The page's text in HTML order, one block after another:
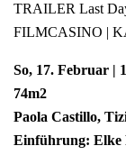
TRAILER Last
FILMCASINO |
So, 17. Februar |
74m2
Paola Castillo,
Einführung: Elke